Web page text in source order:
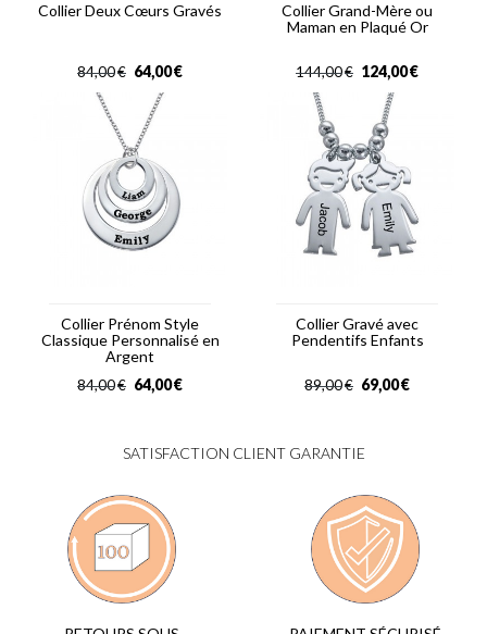
Collier Deux Cœurs Gravés
€
84,00 €
64,00
Collier Grand-Mère ou
Maman en Plaqué Or
€
144,00 €
124,00
Collier Prénom Style
Classique Personnalisé en
Argent
€
84,00 €
64,00
Collier Gravé avec
Pendentifs Enfants
€
89,00 €
69,00
SATISFACTION CLIENT GARANTIE